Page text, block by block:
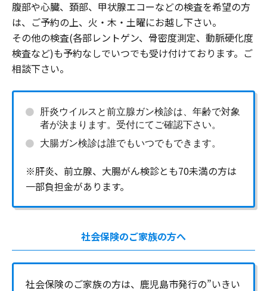
腹部や心臓、頚部、甲状腺エコーなどの検査を希望の方
は、ご予約の上、火・木・土曜にお越し下さい。
その他の検査(各部レントゲン、骨密度測定、動脈硬化度
検査など)も予約なしでいつでも受け付けております。ご
相談下さい。
肝炎ウイルスと前立腺ガン検診は、年齢で対象
者が決まります。受付にてご確認下さい。
大腸ガン検診は誰でもいつでもできます。
※肝炎、前立腺、大腸がん検診とも70未満の方は
一部負担金があります。
社会保険のご家族の方へ
社会保険のご家族の方は、鹿児島市発行の”いきい